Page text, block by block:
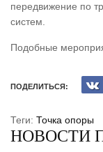
передвижение по
систем.
Подобные
ПОДЕЛИТЬСЯ:
Теги: Точка опоры
НОВОСТИ